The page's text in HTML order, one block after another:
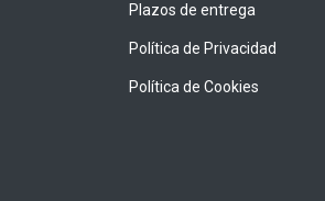
Plazos de entrega
Política de Privacidad
Política de Cookies